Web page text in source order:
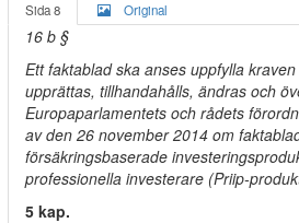
Sida 8 Original
16 b §
Ett faktablad ska anses uppfylla
upprättas, tillhandahålls, ändras och
Europaparlamentets och rådets
av den 26 november 2014 om
försäkringsbaserade
professionella investerare (Priip-
5 kap.